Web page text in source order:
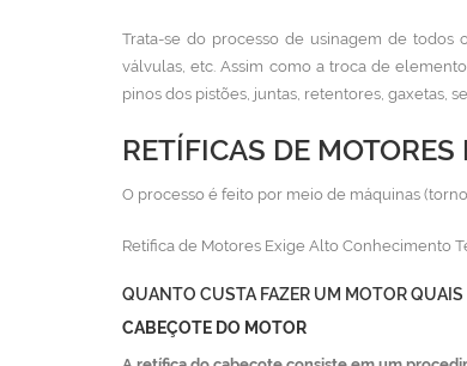
Trata-se do processo de usinagem de todos
válvulas, etc. Assim como a troca de
pinos dos pistões, juntas, retentores, gaxetas,
RETÍFICAS DE
O processo é feito por meio de máquinas
Retífica de Motores Exige Alto Conhecimento
QUANTO CUSTA FAZER UM MOTOR QUAIS
CABEÇOTE DO MOTOR